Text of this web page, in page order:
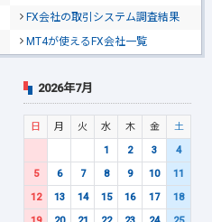
FX会社の取引システム調査結果
MT4が使えるFX会社一覧
2026年7月
日 月 火 水 木 金
土
1
2 3
4
5
6 7 8 9 10
11
12
13 14 15 16 17
18